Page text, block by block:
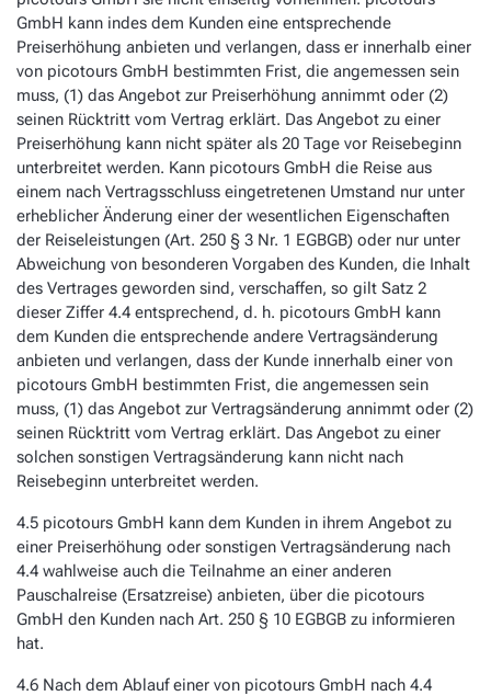
GmbH kann indes dem Kunden eine entsprechende
Preiserhöhung anbieten und verlangen, dass er innerhalb einer
von picotours GmbH bestimmten Frist, die angemessen sein
muss, (1) das Angebot zur Preiserhöhung annimmt oder (2)
seinen Rücktritt vom Vertrag erklärt. Das Angebot zu einer
Preiserhöhung kann nicht später als 20 Tage vor Reisebeginn
unterbreitet werden. Kann picotours GmbH die Reise aus
einem nach Vertragsschluss eingetretenen Umstand nur unter
erheblicher Änderung einer der wesentlichen Eigenschaften
der Reiseleistungen (Art. 250 § 3 Nr. 1 EGBGB) oder nur unter
Abweichung von besonderen Vorgaben des Kunden, die Inhalt
des Vertrages geworden sind, verschaffen, so gilt Satz 2
dieser Ziffer 4.4 entsprechend, d. h. picotours GmbH kann
dem Kunden die entsprechende andere Vertragsänderung
anbieten und verlangen, dass der Kunde innerhalb einer von
picotours GmbH bestimmten Frist, die angemessen sein
muss, (1) das Angebot zur Vertragsänderung annimmt oder (2)
seinen Rücktritt vom Vertrag erklärt. Das Angebot zu einer
solchen sonstigen Vertragsänderung kann nicht nach
Reisebeginn unterbreitet werden.
4.5 picotours GmbH kann dem Kunden in ihrem Angebot zu
einer Preiserhöhung oder sonstigen Vertragsänderung nach
4.4 wahlweise auch die Teilnahme an einer anderen
Pauschalreise (Ersatzreise) anbieten, über die picotours
GmbH den Kunden nach Art. 250 § 10 EGBGB zu informieren
hat.
4.6 Nach dem Ablauf einer von picotours GmbH nach 4.4